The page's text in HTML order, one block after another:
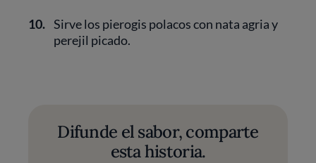
10. Sirve los pierogis polacos con nata agria y
perejil picado.
Difunde el sabor, comparte
esta historia.